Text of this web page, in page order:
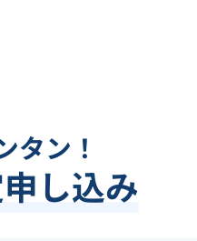
タン！
申し込み